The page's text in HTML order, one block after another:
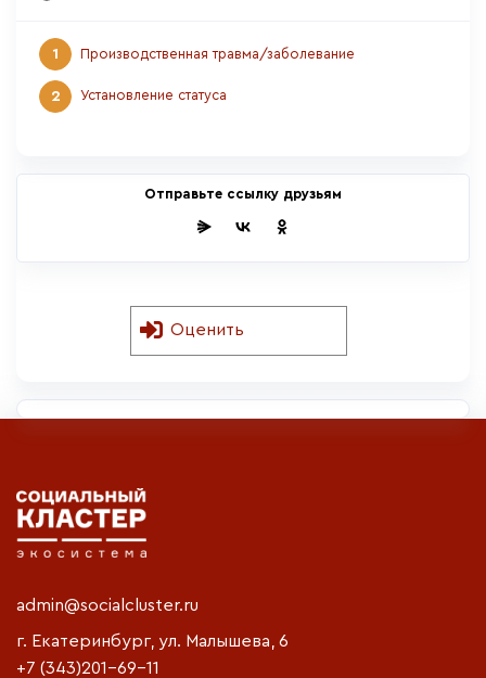
1 Производственная травма/заболевание
2 Установление статуса
Отправьте ссылку друзьям
Оценить
admin@socialcluster.ru
г. Екатеринбург, ул. Малышева, 6
+7 (343)201-69-11